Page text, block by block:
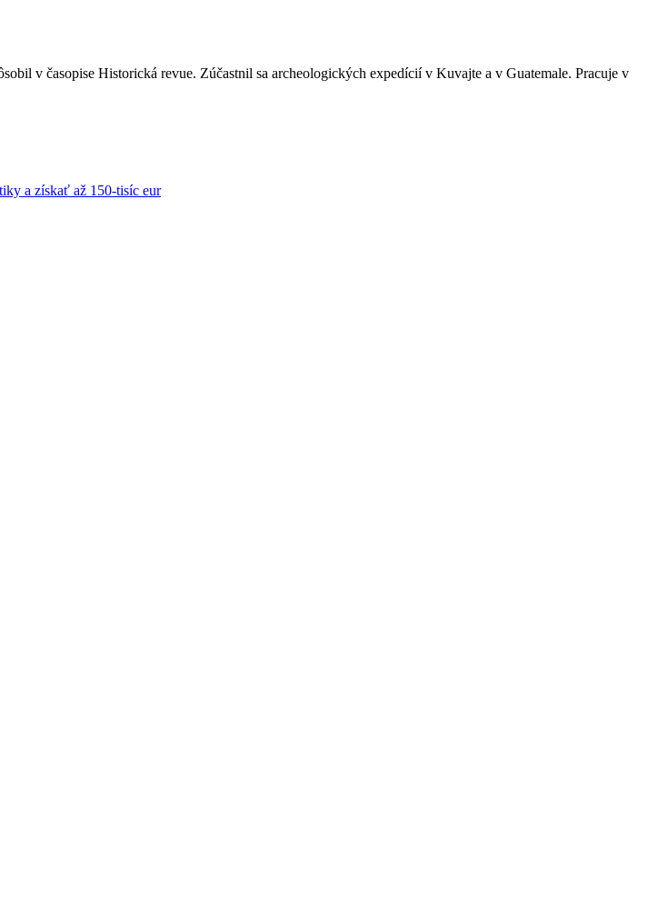
v časopise Historická revue. Zúčastnil sa archeologických expedícií v Kuvajte a v Guatemale. Pracuje v
a získať až 150-tisíc eur